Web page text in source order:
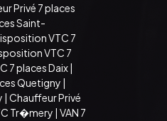
Privé 7 places
Saint-
VTC 7
VTC 7
7 places Daix|
Quetigny |
| Chauffeur Privé
Tr�mery | VAN 7